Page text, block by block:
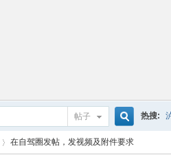
帖子
搜
热搜:
在自驾圈发帖，发视频及附件要求